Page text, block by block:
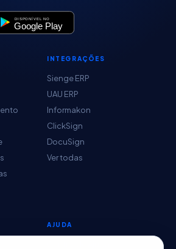
INTEGRAÇÕES
Sienge ERP
UAU ERP
Informakon
ClickSign
DocuSign
Ver todas
AJUDA